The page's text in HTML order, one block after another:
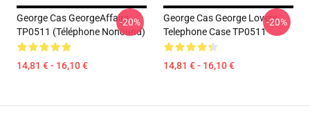
George Cas GeorgeAffaire
TP0511 (téléphone Nonound)
14,81 € - 16,10 €
-20%
George Cas George Lovers
Telephone Case TP0511
14,81 € - 16,10 €
-20%